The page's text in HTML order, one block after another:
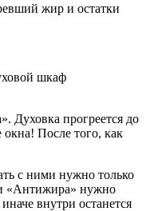
жир и остатки
шкаф
Духовка прогреется до
После того, как
с ними нужно только
«Антижира» нужно
внутри останется